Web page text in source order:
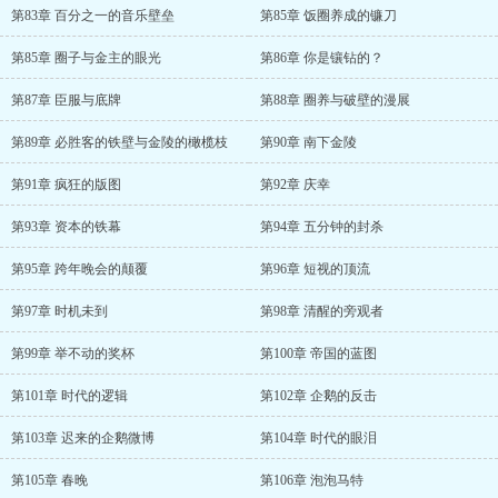
第83章 百分之一的音乐壁垒 第85章 饭圈养成的镰刀
第85章 圈子与金主的眼光 第86章 你是镶钻的？
第87章 臣服与底牌 第88章 圈养与破壁的漫展
第89章 必胜客的铁壁与金陵的橄榄枝 第90章 南下金陵
第91章 疯狂的版图 第92章 庆幸
第93章 资本的铁幕 第94章 五分钟的封杀
第95章 跨年晚会的颠覆 第96章 短视的顶流
第97章 时机未到 第98章 清醒的旁观者
第99章 举不动的奖杯 第100章 帝国的蓝图
第101章 时代的逻辑 第102章 企鹅的反击
第103章 迟来的企鹅微博 第104章 时代的眼泪
第105章 春晚 第106章 泡泡马特